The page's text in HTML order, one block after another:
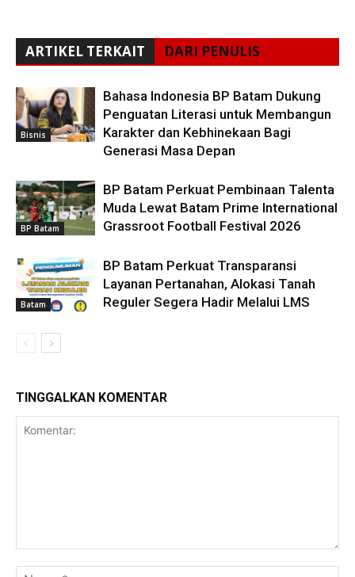
ARTIKEL TERKAIT DARI PENULIS
Bisnis
Bahasa Indonesia BP Batam Dukung
Penguatan Literasi untuk Membangun
Karakter dan Kebhinekaan Bagi
Generasi Masa Depan
BP Batam
BP Batam Perkuat Pembinaan Talenta
Muda Lewat Batam Prime International
Grassroot Football Festival 2026
Batam
BP Batam Perkuat Transparansi
Layanan Pertanahan, Alokasi Tanah
Reguler Segera Hadir Melalui LMS
TINGGALKAN KOMENTAR